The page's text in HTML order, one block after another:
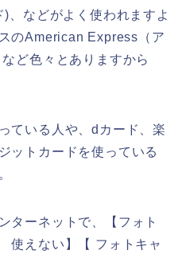
、などがよく使われますよ
のAmerican Express（ア
ど色々とありますから
ている人や、dカード、楽
ットカードを使っている
ターネットで、【フォト
えない】【 フォトキャ